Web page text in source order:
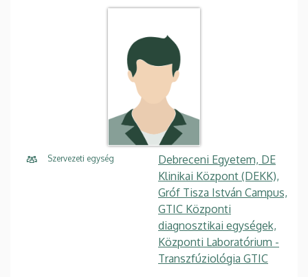
Szervezeti egység
Debreceni Egyetem, DE
Klinikai Központ (DEKK),
Gróf Tisza István Campus,
GTIC Központi
diagnosztikai egységek,
Központi Laboratórium -
Transzfúziológia GTIC